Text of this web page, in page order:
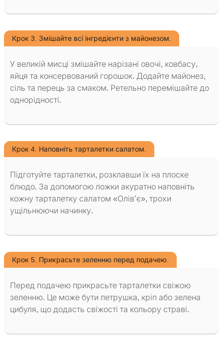
Крок 3. Змішайте всі інгредієнти з майонезом.
У великій мисці змішайте нарізані овочі, ковбасу,
яйця та консервований горошок. Додайте майонез,
сіль та перець за смаком. Ретельно перемішайте до
однорідності.
Крок 4. Наповніть тарталетки салатом.
Підготуйте тарталетки, розклавши їх на плоске
блюдо. За допомогою ложки акуратно наповніть
кожну тарталетку салатом «Олів’є», трохи
ущільнюючи начинку.
Крок 5. Прикрасьте зеленню перед подачею.
Перед подачею прикрасьте тарталетки свіжою
зеленню. Це може бути петрушка, кріп або зелена
цибуля, що додасть свіжості та кольору страві.